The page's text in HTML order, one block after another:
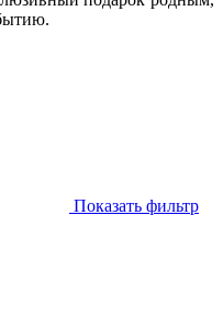
Показать фильтр